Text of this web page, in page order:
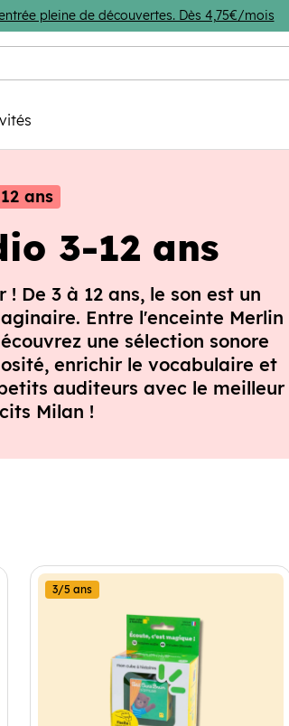
pleine de découvertes. Dès 4,75€/mois
ans
3-12 ans
! De 3 à 12 ans, le son est un
Entre l'enceinte Merlin
une sélection sonore
enrichir le vocabulaire et
auditeurs avec le meilleur
Milan !
3/5 ans